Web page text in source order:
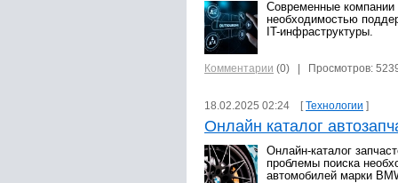
Современные
необходимостью
IT-инфраструктуры.
Комментарии (0) | Просмотров:
18.02.2025 02:24 [Технологии ]
Онлайн каталог
Онлайн-каталог
проблемы поиска
автомобилей марки